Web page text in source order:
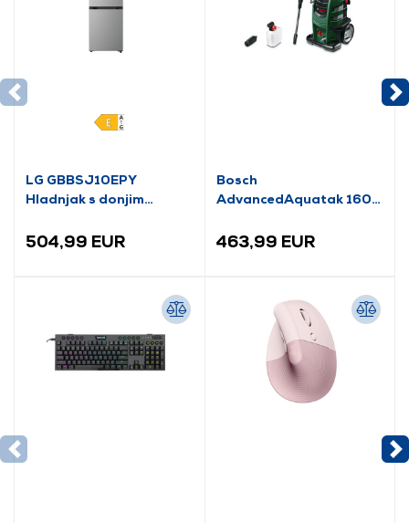
LG GBBSJ10EPY
Hladnjak s donjim
504,99 EUR
Bosch
AdvancedAquatak 160
(06008A7800)
463,99 EUR